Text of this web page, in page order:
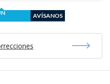
AVÍSANOS